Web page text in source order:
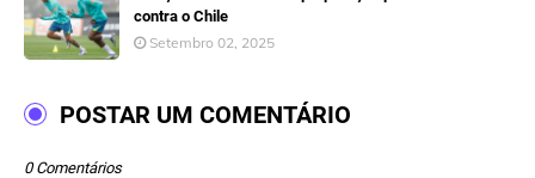
contra o Chile
Setembro 02, 2025
POSTAR UM COMENTÁRIO
0 Comentários